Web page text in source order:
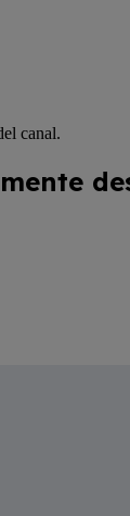
canal.